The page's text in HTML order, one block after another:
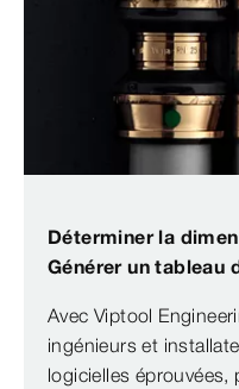
Déterminer la
Générer un tableau
Avec Viptool
ingénieurs et
logicielles éprouvées,